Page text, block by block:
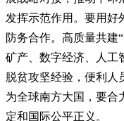
发挥示范作用。要用好
防务合作。高质量共建
矿产、数字经济、人工
脱贫攻坚经验，便利人
为全球南方大国，要合
定和国际公平正义。